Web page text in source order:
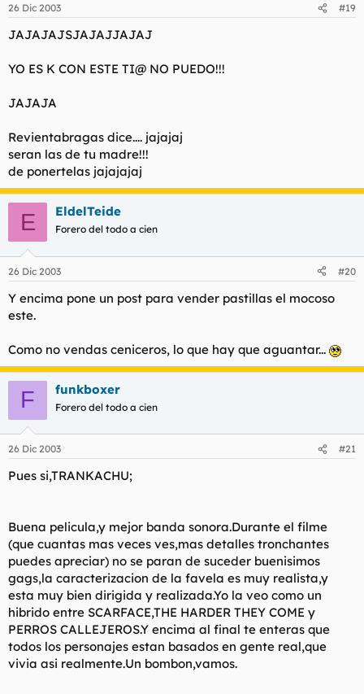
26 Dic 2003 #19
JAJAJAJSJAJAJJAJAJ
YO ES K CON ESTE TI@ NO PUEDO!!!
JAJAJA
Revientabragas dice.... jajajaj
seran las de tu madre!!!
de ponertelas jajajajaj
E EldelTeide
Forero del todo a cien
26 Dic 2003 #20
Y encima pone un post para vender pastillas el mocoso
este.
Como no vendas ceniceros, lo que hay que aguantar...
F funkboxer
Forero del todo a cien
26 Dic 2003 #21
Pues si,TRANKACHU;
Buena pelicula,y mejor banda sonora.Durante el filme
(que cuantas mas veces ves,mas detalles tronchantes
puedes apreciar) no se paran de suceder buenisimos
gags,la caracterizacion de la favela es muy realista,y
esta muy bien dirigida y realizada.Yo la veo como un
hibrido entre SCARFACE,THE HARDER THEY COME y
PERROS CALLEJEROS.Y encima al final te enteras que
todos los personajes estan basados en gente real,que
vivia asi realmente.Un bombon,vamos.